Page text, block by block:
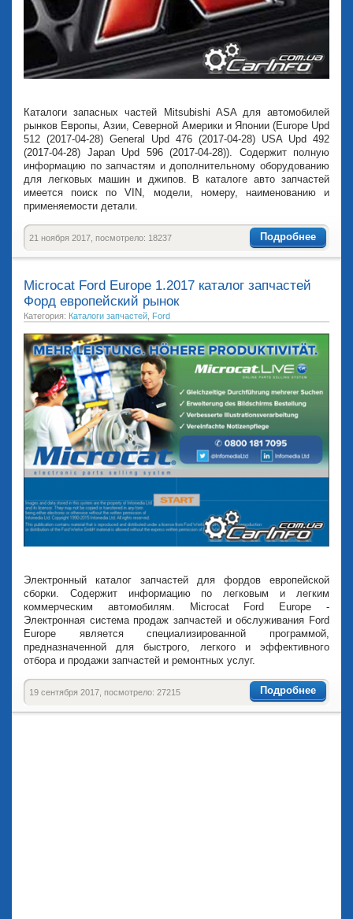
Каталоги запасных частей Mitsubishi ASA для автомобилей
рынков Европы, Азии, Северной Америки и Японии (Europe Upd
512 (2017-04-28) General Upd 476 (2017-04-28) USA Upd 492
(2017-04-28) Japan Upd 596 (2017-04-28)). Содержит полную
информацию по запчастям и дополнительному оборудованию
для легковых машин и джипов. В каталоге авто запчастей
имеется поиск по VIN, модели, номеру, наименованию и
применяемости детали.
Подробнее
21 ноября 2017, посмотрело: 18237
Microcat Ford Europe 1.2017 каталог запчастей
Форд европейский рынок
Категория: Каталоги запчастей Ford
Электронный каталог запчастей для фордов европейской
сборки. Содержит информацию по легковым и легким
коммерческим автомобилям. Microcat Ford Europe -
Электронная система продаж запчастей и обслуживания Ford
Europe является специализированной программой,
предназначенной для быстрого, легкого и эффективного
отбора и продажи запчастей и ремонтных услуг.
Подробнее
19 сентября 2017, посмотрело: 27215